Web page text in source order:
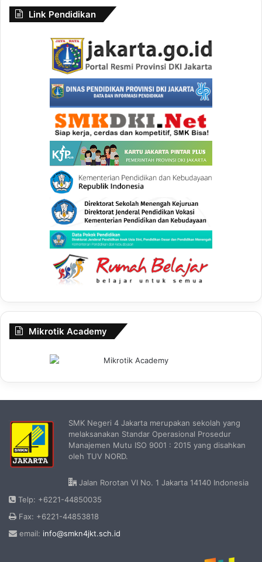
Link Pendidikan
Mikrotik Academy
SMK Negeri 4 Jakarta merupakan sekolah yang
melaksanakan Standar Operasional Prosedur
Manajemen Mutu ISO 9001 : 2015 yang disahkan
oleh TUV NORD.
Jalan Rorotan VI No. 1 Jakarta 14140 Indonesia
Telp: +6221-44850035
Fax: +6221-44853818
email: info@smkn4jkt.sch.id